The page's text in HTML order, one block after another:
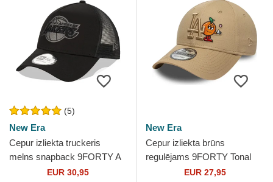
(5)
New Era
Cepur izliekta truckeris
melns snapback 9FORTY A
Frame Tonal no Los Angeles
EUR 30,95
New Era
Cepur izliekta brūns
regulējams 9FORTY Tonal
Icon no Los Angeles Dodgers
EUR 27,95